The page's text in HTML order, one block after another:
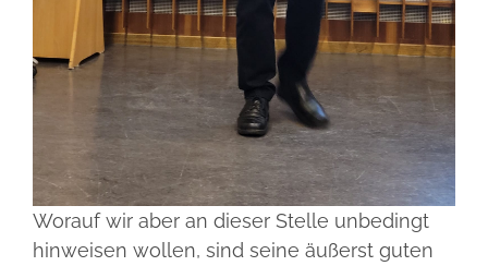
Worauf wir aber an dieser Stelle unbedingt
hinweisen wollen, sind seine äußerst guten